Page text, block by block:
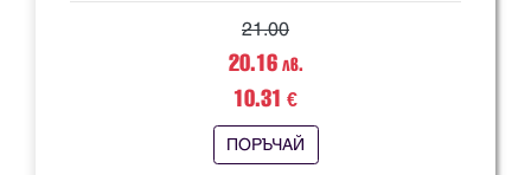
21.00
20.16лв.
10.31 €
ПОРЪЧАЙ